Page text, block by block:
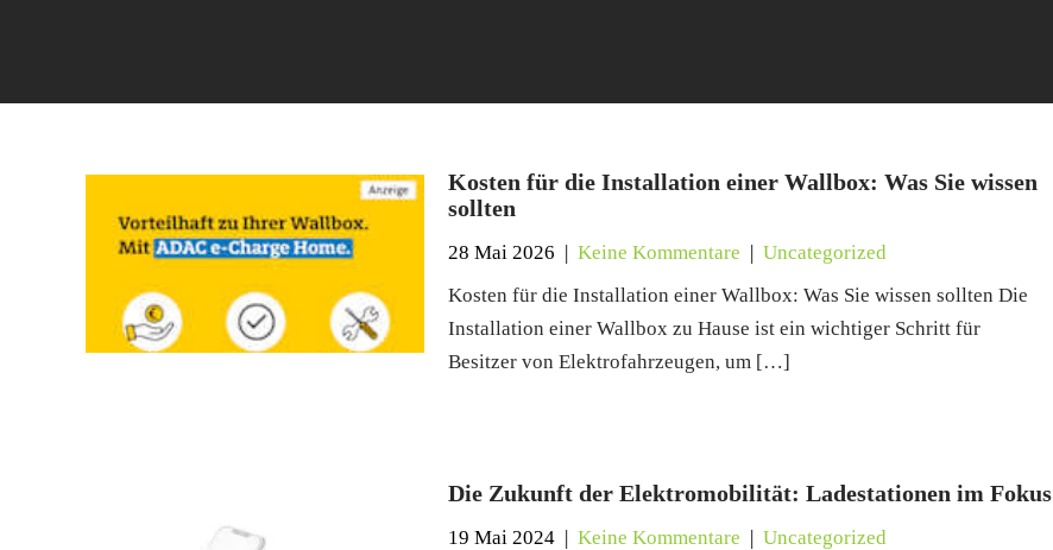
Kosten für die Installation einer Wallbox: Was Sie wissen
sollten
28 Mai 2026 |Keine Kommentare |Uncategorized
Kosten für die Installation einer Wallbox: Was Sie wissen sollten Die
Installation einer Wallbox zu Hause ist ein wichtiger Schritt für
Besitzer von Elektrofahrzeugen, um […]
Die Zukunft der Elektromobilität: Ladestationen im Fokus
19 Mai 2024 |Keine Kommentare |Uncategorized